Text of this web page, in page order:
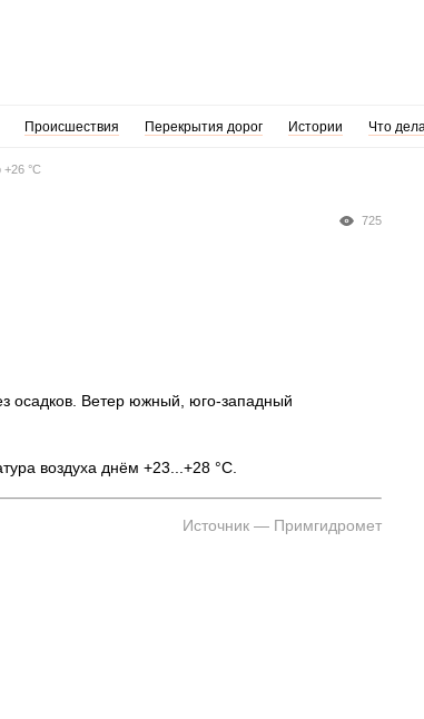
Происшествия Перекрытия дорог Истории Что
+26 °С
725
осадков. Ветер южный, юго-западный
воздуха днём +23...+28 °C.
Источник — Примгидромет